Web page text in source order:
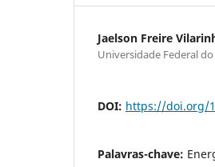
Jaelson Freire
Universidade Federal
DOI: https://doi.org/
Palavras-chave: